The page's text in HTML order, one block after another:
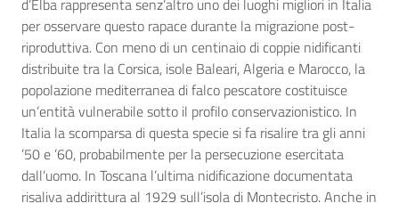
per osservare questo rapace durante la migrazione post-
riproduttiva. Con meno di un centinaio di coppie nidificanti
distribuite tra la Corsica, isole Baleari, Algeria e Marocco, la
popolazione mediterranea di falco pescatore costituisce
un’entità vulnerabile sotto il profilo conservazionistico. In
Italia la scomparsa di questa specie si fa risalire tra gli anni
’50 e ’60, probabilmente per la persecuzione esercitata
dall’uomo. In Toscana l’ultima nidificazione documentata
risaliva addirittura al 1929 sull’isola di Montecristo. Anche in